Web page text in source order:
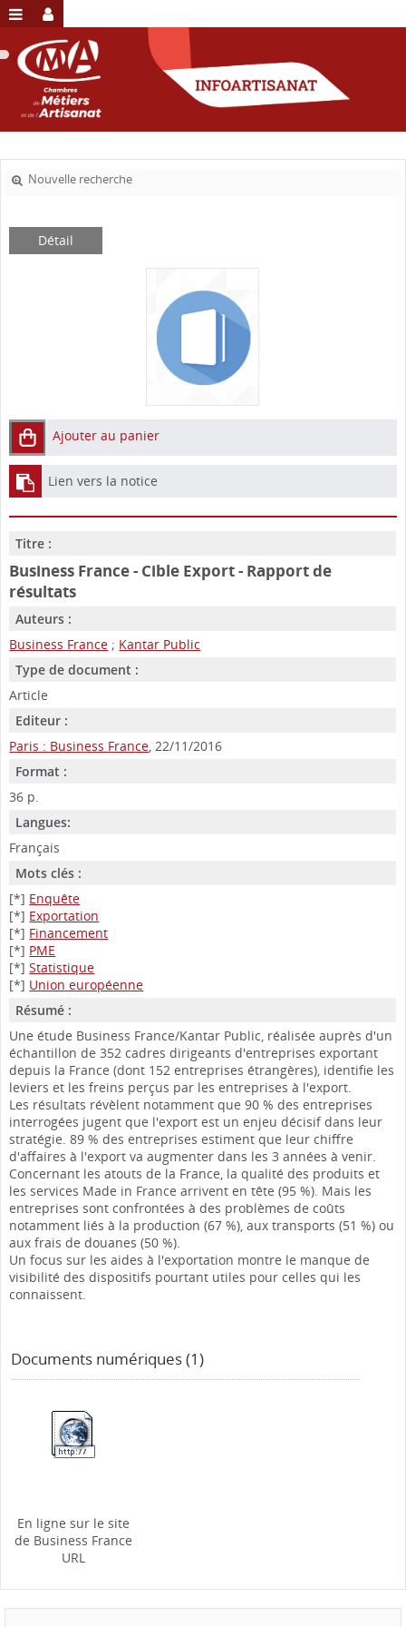
Nouvelle recherche
Détail
Ajouter au panier
Lien vers la notice
Titre :
Business France - Cible Export - Rapport de
résultats
Auteurs :
Business France ; Kantar Public
Type de document :
Article
Editeur :
Paris : Business France, 22/11/2016
Format :
36 p.
Langues:
Français
Mots clés :
[*] Enquête
[*] Exportation
[*] Financement
[*] PME
[*]Statistique
[*] Union européenne
Résumé :
Une étude Business France/Kantar Public, réalisée auprès d'un
échantillon de 352 cadres dirigeants d'entreprises exportant
depuis la France (dont 152 entreprises étrangères), identifie les
leviers et les freins perçus par les entreprises à l'export.
Les résultats révèlent notamment que 90 % des entreprises
interrogées jugent que l'export est un enjeu décisif dans leur
stratégie. 89 % des entreprises estiment que leur chiffre
d'affaires à l'export va augmenter dans les 3 années à venir.
Concernant les atouts de la France, la qualité des produits et
les services Made in France arrivent en tête (95 %). Mais les
entreprises sont confrontées à des problèmes de coûts
notamment liés à la production (67 %), aux transports (51 %) ou
aux frais de douanes (50 %).
Un focus sur les aides à l'exportation montre le manque de
visibilité des dispositifs pourtant utiles pour celles qui les
connaissent.
Documents numériques (1)
En ligne sur le site
de Business France
URL